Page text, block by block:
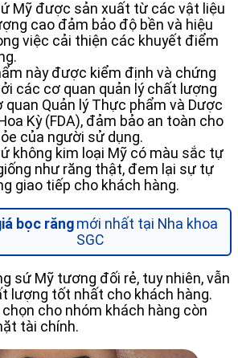
Mỹ được sản xuất từ các vật liệu
cao đảm bảo độ bền và hiệu
việc cải thiện các khuyết điểm
này được kiểm định và chứng
các cơ quan quản lý chất lượng
quan Quản lý Thực phẩm và Dược
Kỳ (FDA), đảm bảo an toàn cho
của người sử dụng.
không kim loại Mỹ có màu sắc tự
như răng thật, đem lại sự tự
giao tiếp cho khách hàng.
bọc răng mới nhất tại Nha khoa
SGC
sứ Mỹ tương đối rẻ, tuy nhiên, vẫn
lượng tốt nhất cho khách hàng.
cho nhóm khách hàng còn
tài chính.